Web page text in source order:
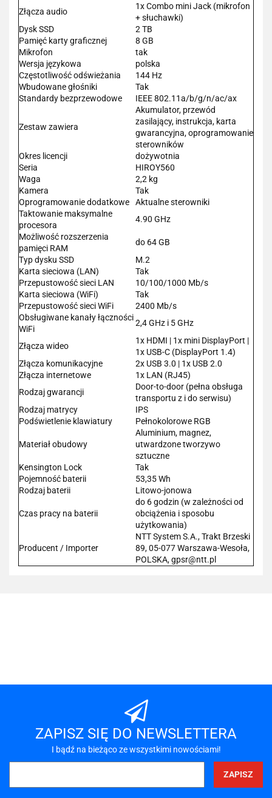
Złącza audio
1x Combo mini Jack (mikrofon
+ słuchawki)
Dysk SSD
2 TB
Pamięć karty graficznej
8 GB
Mikrofon
tak
Wersja językowa
polska
Częstotliwość odświeżania
144 Hz
Wbudowane głośniki
Tak
Standardy bezprzewodowe
IEEE 802.11a/b/g/n/ac/ax
Zestaw zawiera
Akumulator, przewód
zasilający, instrukcja, karta
gwarancyjna, oprogramowanie
sterowników
Okres licencji
dożywotnia
Seria
HIROY560
Waga
2,2 kg
Kamera
Tak
Oprogramowanie dodatkowe
Aktualne sterowniki
Taktowanie maksymalne
procesora
4.90 GHz
Możliwość rozszerzenia
pamięci RAM
do 64 GB
Typ dysku SSD
M.2
Karta sieciowa (LAN)
Tak
Przepustowość sieci LAN
10/100/1000 Mb/s
Karta sieciowa (WiFi)
Tak
Przepustowość sieci WiFi
2400 Mb/s
Obsługiwane kanały łączności
WiFi
2,4 GHz i 5 GHz
Złącza wideo
1x HDMI | 1x mini DisplayPort |
1x USB-C (DisplayPort 1.4)
Złącza komunikacyjne
2x USB 3.0 | 1x USB 2.0
Złącza internetowe
1x LAN (RJ45)
Rodzaj gwarancji
Door-to-door (pełna obsługa
transportu z i do serwisu)
Rodzaj matrycy
IPS
Podświetlenie klawiatury
Pełnokolorowe RGB
Materiał obudowy
Aluminium, magnez,
utwardzone tworzywo
sztuczne
Kensington Lock
Tak
Pojemność baterii
53,35 Wh
Rodzaj baterii
Litowo-jonowa
Czas pracy na baterii
do 6 godzin (w zależności od
obciążenia i sposobu
użytkowania)
Producent / Importer
NTT System S.A., Trakt Brzeski
89, 05-077 Warszawa-Wesoła,
POLSKA, gpsr@ntt.pl
A-LAN
ZAPISZ SIĘ DO NEWSLETTERA
I bądź na bieżąco ze wszystkimi nowościami!